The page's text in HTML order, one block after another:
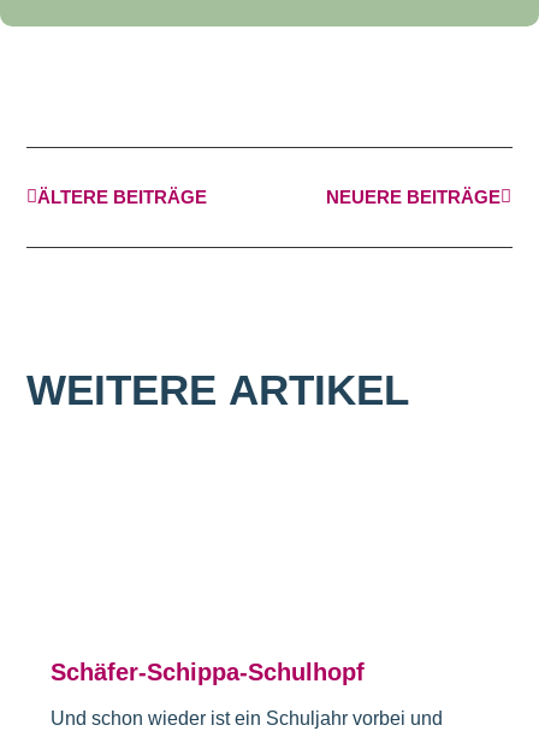
ÄLTERE BEITRÄGE NEUERE BEITRÄGE
WEITERE ARTIKEL
Schäfer-Schippa-Schulhopf
Und schon wieder ist ein Schuljahr vorbei und